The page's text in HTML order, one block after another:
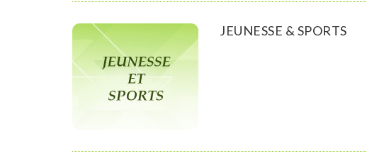
JEUNESSE & SPORTS